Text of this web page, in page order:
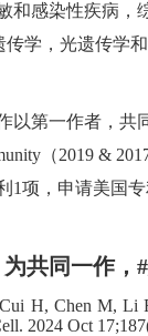
和感染性疾病，
传学，光遗传学
一作者，共同
（2019 &
1项，申请美国
共同一作，#
H, Chen M, Li
2024 Oct